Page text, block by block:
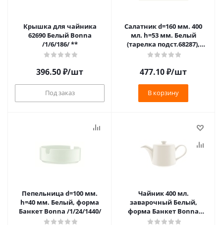
Крышка для чайника
62690 Белый Bonna
/1/6/186/ **
396.50₽/шт
Под заказ
Салатник d=160 мм. 400
мл. h=53 мм. Белый
(тарелка подст.68287),
форма Гурмэ Bonna
477.10₽/шт
В корзину
Пепельница d=100 мм.
h=40 мм. Белый, форма
Банкет Bonna /1/24/1440/
Чайник 400 мл.
заварочный Белый,
форма Банкет Bonna
/1/6/186/